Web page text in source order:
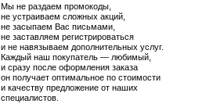
Мы не раздаем промокоды,
не устраиваем сложных акций,
не засыпаем Вас письмами,
не заставляем регистрироваться
и не навязываем дополнительных услуг.
Каждый наш покупатель — любимый,
и сразу после оформления заказа
он получает оптимальное по стоимости
и качеству предложение от наших
специалистов.